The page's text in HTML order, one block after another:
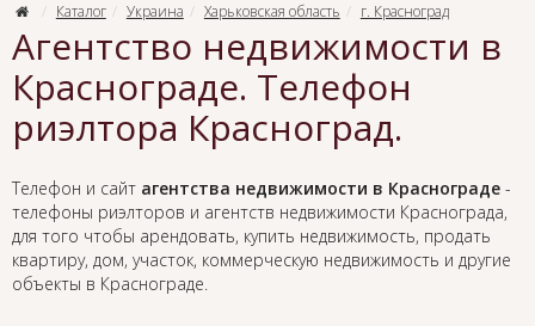
Каталог Украина Харьковская область г. Красноград
Агентство недвижимости в
Краснограде. Телефон
риэлтора Красноград.
Телефон и сайт агентства недвижимости в Краснограде -
телефоны риэлторов и агентств недвижимости Краснограда,
для того чтобы арендовать, купить недвижимость, продать
квартиру, дом, участок, коммерческую недвижимость и другие
объекты в Краснограде.